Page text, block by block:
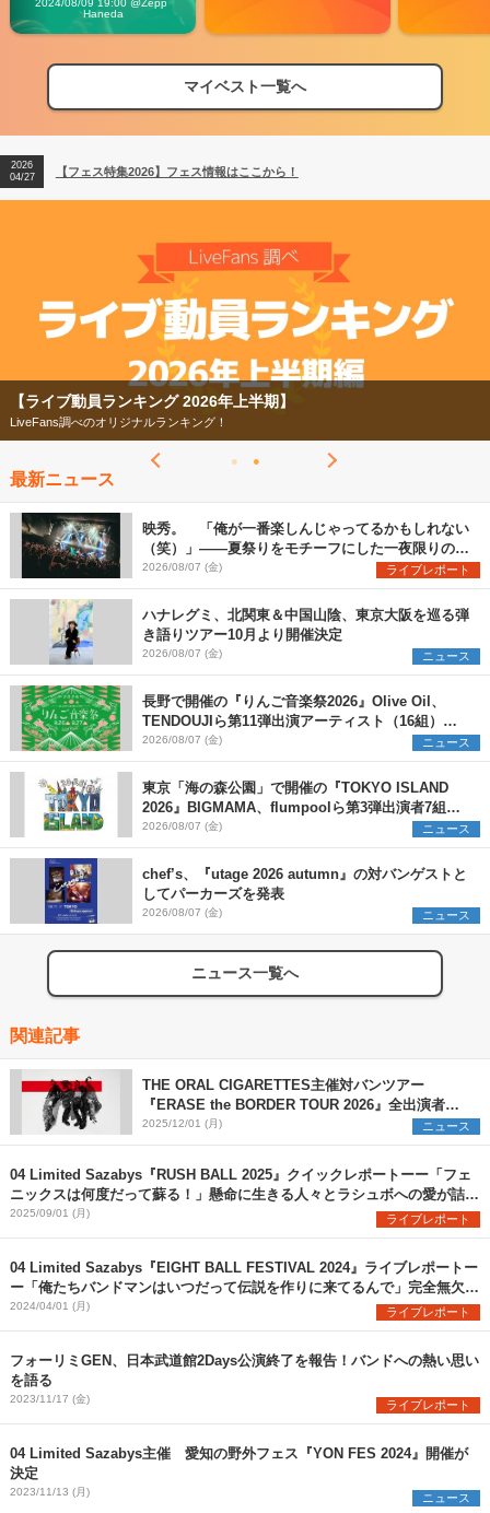
2024/08/09 19:00 @Zepp
Haneda
マイベスト一覧へ
【フェス特集2026】フェス情報はここから！
【ライブ動員ランキング】2026年上半期編発表！
2026
04/27
【フェス特集2026】フェス情報はここから！
2026
【フェス特集2026】
今年もフェスの季節がやってきた！
最新ニュース
映秀。 「俺が一番楽しんじゃってるかもしれない
（笑）」――夏祭りをモチーフにした一夜限りのス
ペシャルライブ『色祭』レポート
2026/08/07 (金) ライブレポート
ハナレグミ、北関東＆中国山陰、東京大阪を巡る弾
き語りツアー10月より開催決定
2026/08/07 (金) ニュース
長野で開催の『りんご音楽祭2026』Olive Oil、
TENDOUJIら第11弾出演アーティスト（16組）を
発表
2026/08/07 (金) ニュース
東京「海の森公園」で開催の『TOKYO ISLAND
2026』BIGMAMA、flumpoolら第3弾出演者7組を
発表 ワークショップ・アート出展者を募集
2026/08/07 (金) ニュース
chef’s、『utage 2026 autumn』の対バンゲストと
してパーカーズを発表
2026/08/07 (金) ニュース
ニュース一覧へ
関連記事
THE ORAL CIGARETTES主催対バンツアー
『ERASE the BORDER TOUR 2026』全出演者を
解禁 TK from 凛として時雨ら3組の参加を新たに発
表
2025/12/01 (月) ニュース
04 Limited Sazabys『RUSH BALL 2025』クイックレポートーー「フェ
ニックスは何度だって蘇る！」懸命に生きる人々とラシュボへの愛が詰ま
った珠玉のステージ
2025/09/01 (月) ライブレポート
04 Limited Sazabys『EIGHT BALL FESTIVAL 2024』ライブレポートー
ー「俺たちバンドマンはいつだって伝説を作りに来てるんで」完全無欠の
フォーリミここに在り
2024/04/01 (月) ライブレポート
フォーリミGEN、日本武道館2Days公演終了を報告！バンドへの熱い思い
を語る
2023/11/17 (金) ライブレポート
04 Limited Sazabys主催 愛知の野外フェス『YON FES 2024』開催が
決定
2023/11/13 (月) ニュース